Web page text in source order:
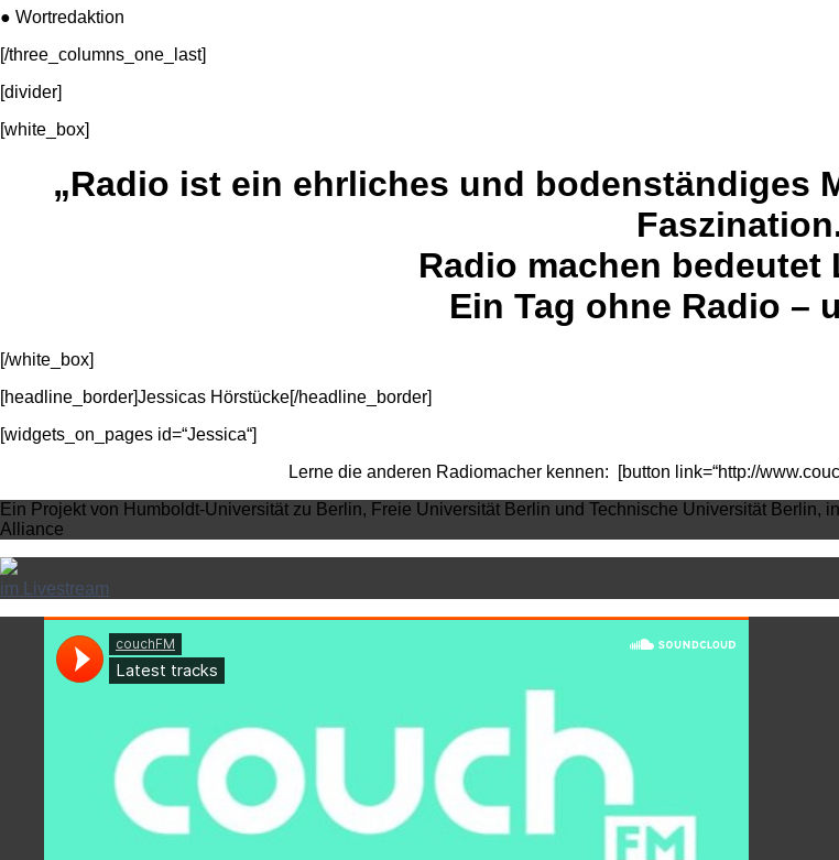
● Wortredaktion
[/three_columns_one_last]
[divider]
[white_box]
„Radio ist ein ehrliches und bodenständiges
Radio machen bedeutet
Ein Tag ohne Radio –
[/white_box]
[headline_border]Jessicas Hörstücke[/headline_border]
[widgets_on_pages id=“Jessica“]
Lerne die anderen Radiomacher kennen: [button link=“http://
Ein Projekt von Humboldt-Universität zu Berlin, Freie Universität Berlin und Technische Universität
Alliance
im Livestream